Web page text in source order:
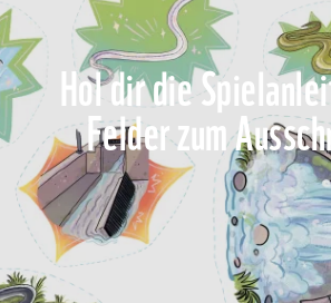
Hol dir die
Felder zum